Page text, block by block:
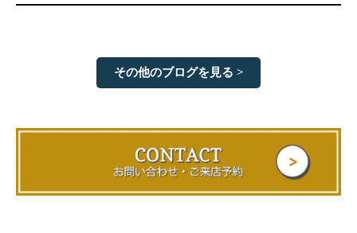
その他のブログを見る >